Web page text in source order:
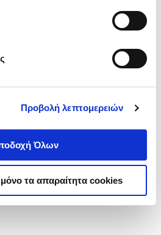
Προβολή λεπτομερειών
Όλων
τα απαραίτητα cookies